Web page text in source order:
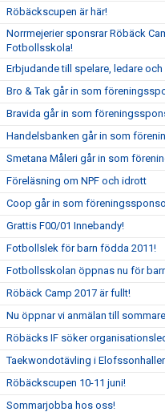
Röbäckscupen är här!
Norrmejerier sponsrar Röbäck
Fotbollsskola!
Erbjudande till spelare, ledare
Bro & Tak går in som
Bravida går in som
Handelsbanken går in som
Smetana Måleri går in som
Föreläsning om NPF och idrott
Coop går in som
Grattis F00/01 Innebandy!
Fotbollslek för barn födda 2011!
Fotbollsskolan öppnas nu för
Röbäck Camp 2017 är fullt!
Nu öppnar vi anmälan till
Röbäcks IF söker
Taekwondotävling i
Röbäckscupen 10-11 juni!
Sommarjobba hos oss!